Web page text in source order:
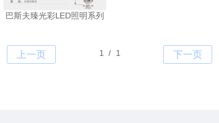
巴斯夫臻光彩LED照明系列